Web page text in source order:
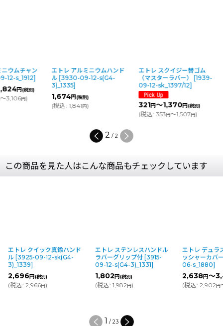
ウムチャン
12-s_1912]
円(税別)
～3,106円)
エトレ アルミニウムハンド
ル [3930-09-12-s(G4-
3)_1335]
1,674円(税別)
(税込: 1,841円)
エトレ スクイジー替ゴム
（マスターラバー）
[1939-
09-12-sk_1397/12]
321円～1,370円(税別)
(税込: 353円～1,507円)
2 / 2
この商品を見た人はこんな商品もチェックしています
エトレ クイック真鍮ハンド
ル [3925-09-12-sk(G4-
3)_1339]
2,696 円(税別)
(税込: 2,966円)
エトレ ステンレスハンドル
ラバーグリップ付 [3915-
09-12-s(G4-3)_1331]
1,802円(税別)
(税込: 1,982円)
エトレ デュラ
ッシャーカバ
06-s_1880]
2,638円～
(税込: 2,902円
1 / 23